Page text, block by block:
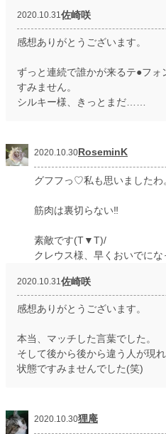
2020.10.31佐崎咲
感想ありがとうございます。
ずっと連続で誰かが来るテ●フォ
すみません。
シルキー様、きっとまだ……
2020.10.30RoseminK
グフフっ♡私も思いましたわ
筋肉は裏切らない‼️
素敵です(T▼T)/
クレウス様、早くおいでに
2020.10.31佐崎咲
感想ありがとうございます。
本当、マッチした言葉でした。
そして後から後から違う人が現
状態ですみませんでした(笑)
2020.10.30狸庵